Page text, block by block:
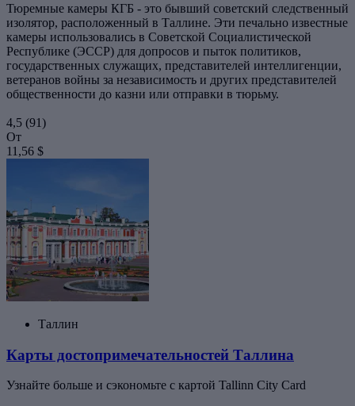
Тюремные камеры КГБ - это бывший советский следственный
изолятор, расположенный в Таллине. Эти печально известные
камеры использовались в Советской Социалистической
Республике (ЭССР) для допросов и пыток политиков,
государственных служащих, представителей интеллигенции,
ветеранов войны за независимость и других представителей
общественности до казни или отправки в тюрьму.
4,5 (91)
От
11,56 $
Таллин
Карты достопримечательностей Таллина
Узнайте больше и сэкономьте с картой Tallinn City Card